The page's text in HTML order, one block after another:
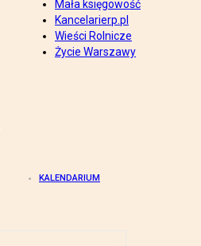
Mała księgowość
Kancelarierp.pl
Wieści Rolnicze
Życie Warszawy
KALENDARIUM